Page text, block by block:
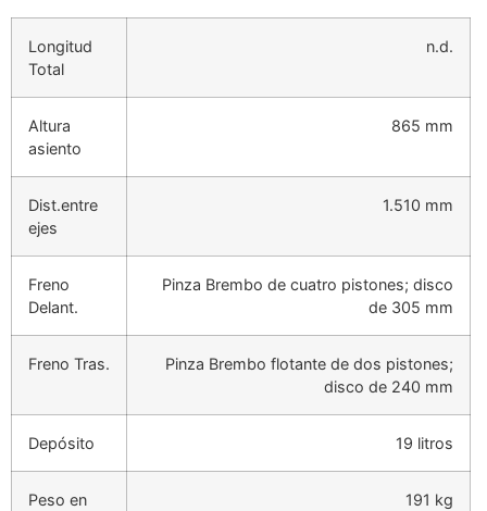
Longitud
Total
n.d.
Altura
asiento
865 mm
Dist.entre
ejes
1.510 mm
Freno
Delant.
Pinza Brembo de cuatro pistones; disco
de 305 mm
Freno Tras.
Pinza Brembo flotante de dos pistones;
disco de 240 mm
Depósito 19 litros
Peso en
191 kg